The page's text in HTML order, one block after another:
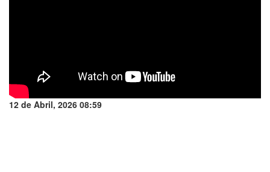
12 de Abril, 2026 08:59